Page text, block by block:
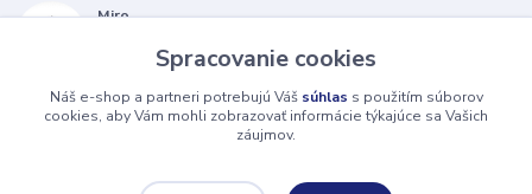
Miro
(Po-Pia, 7-17 hod.)
isopneumatiky@isopneumatiky.sk
Spracovanie cookies
Náš e-shop a partneri potrebujú Váš súhlas s použitím súborov
cookies, aby Vám mohli zobrazovať informácie týkajúce sa Vašich
záujmov.